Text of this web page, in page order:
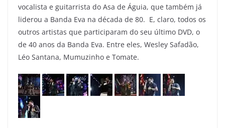
vocalista e guitarrista do Asa de Águia, que também já
liderou a Banda Eva na década de 80. E, claro, todos os
outros artistas que participaram do seu último DVD, o
de 40 anos da Banda Eva. Entre eles, Wesley Safadão,
Léo Santana, Mumuzinho e Tomate.